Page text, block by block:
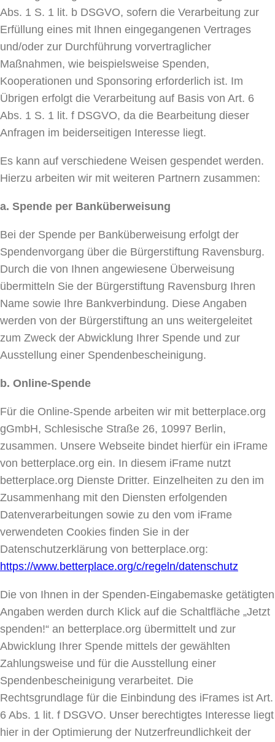
Abs. 1 S. 1 lit. b DSGVO, sofern die Verarbeitung zur
Erfüllung eines mit Ihnen eingegangenen Vertrages
und/oder zur Durchführung vorvertraglicher
Maßnahmen, wie beispielsweise Spenden,
Kooperationen und Sponsoring erforderlich ist. Im
Übrigen erfolgt die Verarbeitung auf Basis von Art. 6
Abs. 1 S. 1 lit. f DSGVO, da die Bearbeitung dieser
Anfragen im beiderseitigen Interesse liegt.
Es kann auf verschiedene Weisen gespendet werden.
Hierzu arbeiten wir mit weiteren Partnern zusammen:
a. Spende per Banküberweisung
Bei der Spende per Banküberweisung erfolgt der
Spendenvorgang über die Bürgerstiftung Ravensburg.
Durch die von Ihnen angewiesene Überweisung
übermitteln Sie der Bürgerstiftung Ravensburg Ihren
Name sowie Ihre Bankverbindung. Diese Angaben
werden von der Bürgerstiftung an uns weitergeleitet
zum Zweck der Abwicklung Ihrer Spende und zur
Ausstellung einer Spendenbescheinigung.
b. Online-Spende
Für die Online-Spende arbeiten wir mit betterplace.org
gGmbH, Schlesische Straße 26, 10997 Berlin,
zusammen. Unsere Webseite bindet hierfür ein iFrame
von betterplace.org ein. In diesem iFrame nutzt
betterplace.org Dienste Dritter. Einzelheiten zu den im
Zusammenhang mit den Diensten erfolgenden
Datenverarbeitungen sowie zu den vom iFrame
verwendeten Cookies finden Sie in der
Datenschutzerklärung von betterplace.org:
https://www.betterplace.org/c/regeln/datenschutz
Die von Ihnen in der Spenden-Eingabemaske getätigten
Angaben werden durch Klick auf die Schaltfläche „Jetzt
spenden!“ an betterplace.org übermittelt und zur
Abwicklung Ihrer Spende mittels der gewählten
Zahlungsweise und für die Ausstellung einer
Spendenbescheinigung verarbeitet. Die
Rechtsgrundlage für die Einbindung des iFrames ist Art.
6 Abs. 1 lit. f DSGVO. Unser berechtigtes Interesse liegt
hier in der Optimierung der Nutzerfreundlichkeit der